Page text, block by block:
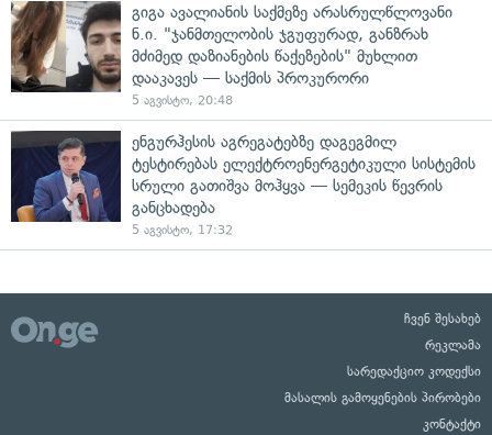
გიგა ავალიანის საქმეზე არასრულწლოვანი
ნ.ი. "ჯანმთელობის ჯგუფურად, განზრახ
მძიმედ დაზიანების წაქეზების" მუხლით
დააკავეს — საქმის პროკურორი
5 აგვისტო, 20:48
ენგურჰესის აგრეგატებზე დაგეგმილ
ტესტირებას ელექტროენერგეტიკული სისტემის
სრული გათიშვა მოჰყვა — სემეკის წევრის
განცხადება
5 აგვისტო, 17:32
ჩვენ შესახებ
რეკლამა
სარედაქციო კოდექსი
მასალის გამოყენების პირობები
კონტაქტი